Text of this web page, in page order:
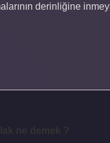
derinliğine